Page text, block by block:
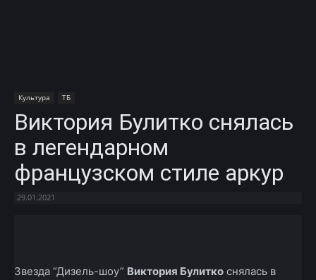
Культура ТБ
Виктория Булитко снялась
в легендарном
французском стиле аркур
29.01.2021
Звезда “Дизель-шоу” Виктория Булитко снялась в